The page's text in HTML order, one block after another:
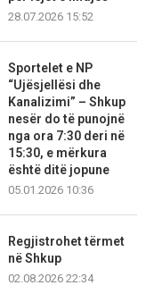
28.07.2026 15:52
Sportelet e NP
“Ujësjellësi dhe
Kanalizimi” – Shkup
nesër do të punojnë
nga ora 7:30 deri në
15:30, e mërkura
është ditë jopune
05.01.2026 10:36
Regjistrohet tërmet
në Shkup
02.08.2026 22:34